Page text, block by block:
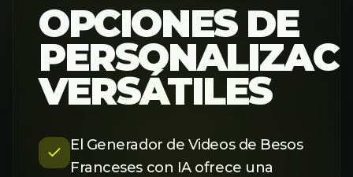
OPCIONES DE
VERSÁTILES
El Generador de Videos de Besos
Franceses con IA ofrece una